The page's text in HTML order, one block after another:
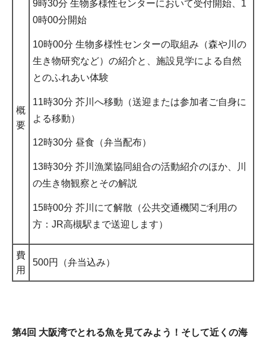
概
要
9時30分 生物多様性センターにおいて受付開始、1
0時00分開始
10時00分 生物多様性センターの取組み（森や川の
生き物研究など）の紹介と、施設見学による自然
とのふれあい体験
11時30分 芥川へ移動（送迎または参加者ご自身に
よる移動）
12時30分 昼食（弁当配布）
13時30分 芥川漁業協同組合の活動紹介のほか、川
の生き物観察とその解説
15時00分 芥川にて解散（公共交通機関ご利用の
方：JR高槻駅まで送迎します）
費
用
500円（弁当込み）
第4回 大阪湾でとれる魚を見てみよう！そして近くの海